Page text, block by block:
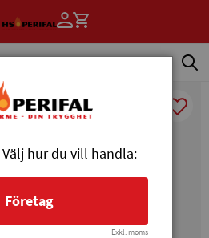
hur du vill handla:
Företag
Exkl. moms